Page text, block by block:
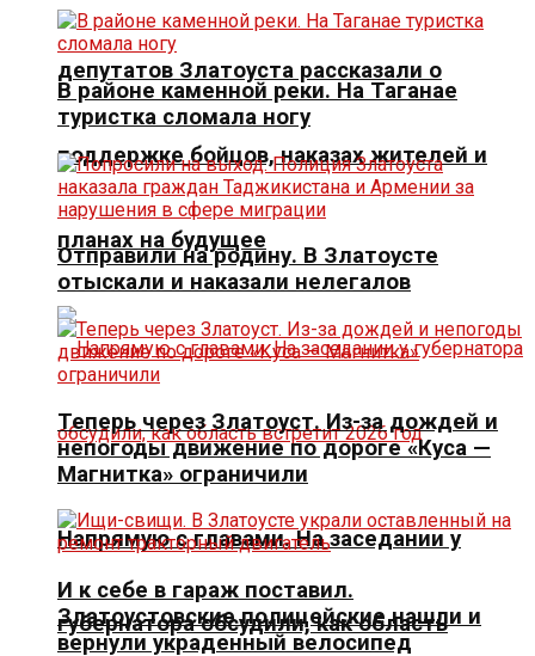
депутатов Златоуста рассказали о
поддержке бойцов, наказах жителей и
планах на будущее
Напрямую с главами. На заседании у
губернатора обсудили, как область
В районе каменной реки. На Таганае
туристка сломала ногу
Отправили на родину. В Златоусте
отыскали и наказали нелегалов
Теперь через Златоуст. Из-за дождей и
непогоды движение по дороге «Куса —
Магнитка» ограничили
И к себе в гараж поставил.
Златоустовские полицейские нашли и
вернули украденный велосипед